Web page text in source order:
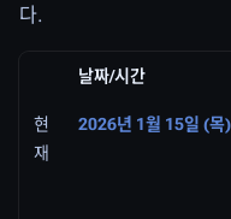
다.
날짜/시간
현
재
2026년 1월 15일 (